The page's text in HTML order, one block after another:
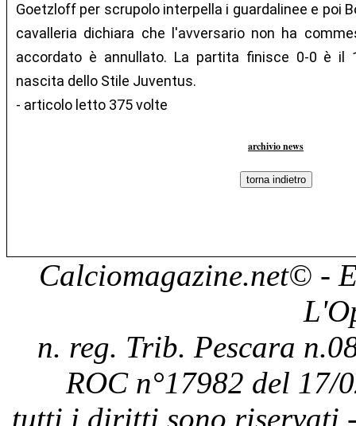
Goetzloff per scrupolo interpella i guardalinee e poi
cavalleria dichiara che l'avversario non ha
accordato è annullato. La partita finisce 0-0 è il
nascita dello Stile Juventus.
- articolo letto 375 volte
archivio news
Calciomagazine.net© -
n. reg. Trib. Pescara
ROC n°17982 del 17/
tutti i diritti sono riservati